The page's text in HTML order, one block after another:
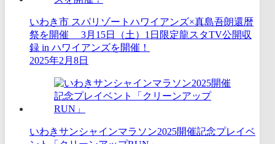
いわき市 スパリゾートハワイアンズ×真島吾朗還暦
祭を開催 3月15日（土）1日限定龍スタTV公開収
録 in ハワイアンズを開催！
2025年2月8日
いわきサンシャインマラソン2025開催記念プレイベ